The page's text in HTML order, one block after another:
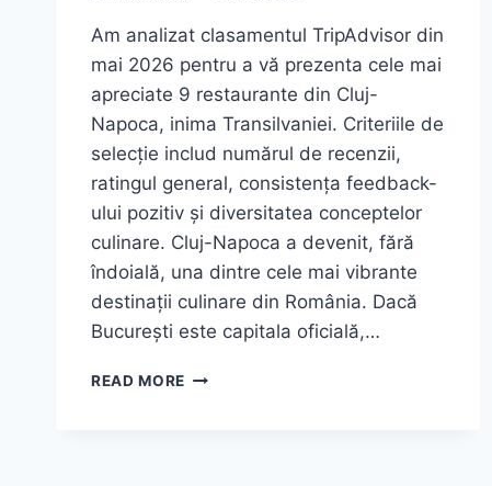
Am analizat clasamentul TripAdvisor din
mai 2026 pentru a vă prezenta cele mai
apreciate 9 restaurante din Cluj-
Napoca, inima Transilvaniei. Criteriile de
selecție includ numărul de recenzii,
ratingul general, consistența feedback-
ului pozitiv și diversitatea conceptelor
culinare. Cluj-Napoca a devenit, fără
îndoială, una dintre cele mai vibrante
destinații culinare din România. Dacă
București este capitala oficială,…
READ MORE TOP